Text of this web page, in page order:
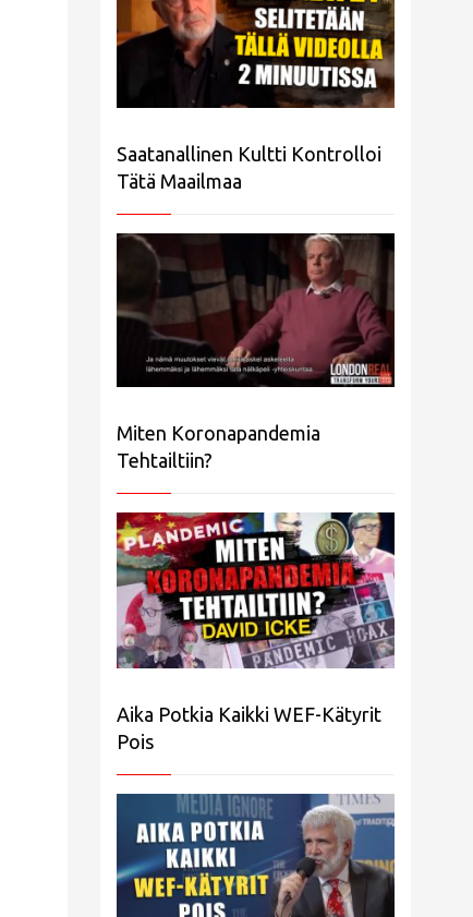
Saatanallinen Kultti Kontrolloi
Tätä Maailmaa
Miten Koronapandemia
Tehtailtiin?
Aika Potkia Kaikki WEF-Kätyrit
Pois